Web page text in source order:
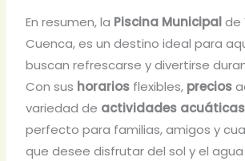
En resumen, la Piscina Municipalde
Cuenca, es un destino ideal para
buscan refrescarse y divertirse
Con sus horarios flexibles, precios
variedad de actividades acuáticas
perfecto para familias, amigos y
que desee disfrutar del sol y el